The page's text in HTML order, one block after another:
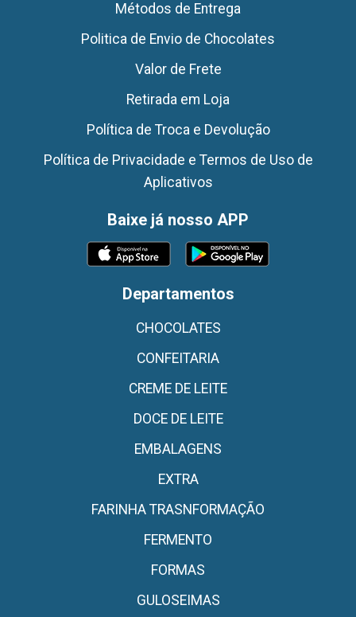
Métodos de Entrega
Politica de Envio de Chocolates
Valor de Frete
Retirada em Loja
Política de Troca e Devolução
Política de Privacidade e Termos de Uso de
Aplicativos
Baixe já nosso APP
Departamentos
CHOCOLATES
CONFEITARIA
CREME DE LEITE
DOCE DE LEITE
EMBALAGENS
EXTRA
FARINHA TRASNFORMAÇÃO
FERMENTO
FORMAS
GULOSEIMAS